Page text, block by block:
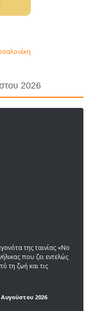
2026
της ταινίας «No
που ζει εντελώς
τη ζωή και τις
2026